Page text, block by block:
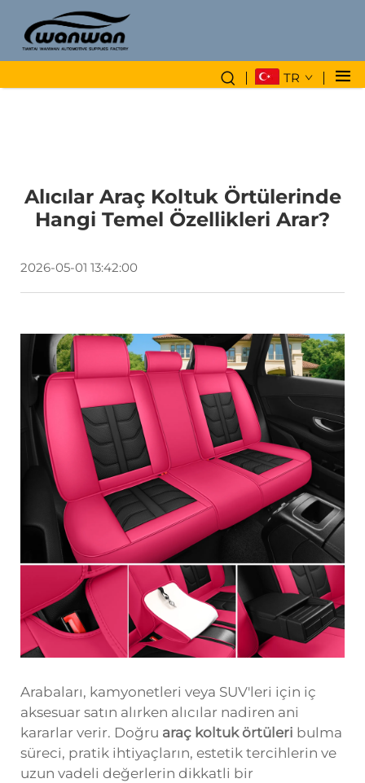
TR
Alıcılar Araç Koltuk Örtülerinde
Hangi Temel Özellikleri Arar?
2026-05-01 13:42:00
Arabaları, kamyonetleri veya SUV'leri için iç
aksesuar satın alırken alıcılar nadiren ani
kararlar verir. Doğru araç koltuk örtüleri bulma
süreci, pratik ihtiyaçların, estetik tercihlerin ve
uzun vadeli değerlerin dikkatli bir